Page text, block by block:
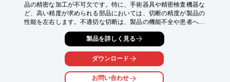
品の精密な加工が不可欠です。特に、手術器具や精密検査機器な
ど、高い精度が求められる部品においては、切断の精度が製品の
性能を左右します。不適切な切断は、製品の機能不全や患者への
リスクにつながる可能性があります。高速パイプ切断機『R1』
は、フォローサポート機能により、パイプの回転切断時にも高い
精度を維持し、医療機器製造における品質向上に貢献します。
【活用シーン】
・手術器具の製造
製品を詳しく見る
ダウンロード
お問い合わせ